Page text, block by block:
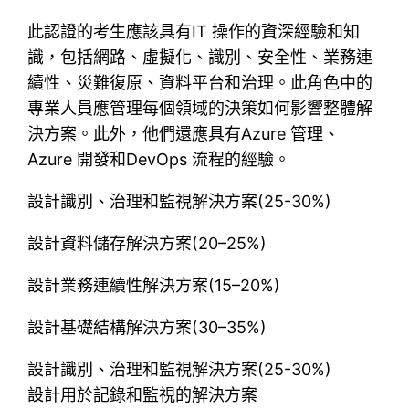
此認證的考生應該具有IT 操作的資深經驗和知
識，包括網路、虛擬化、識別、安全性、業務連
續性、災難復原、資料平台和治理。此角色中的
專業人員應管理每個領域的決策如何影響整體解
決方案。此外，他們還應具有Azure 管理、
Azure 開發和DevOps 流程的經驗。
設計識別、治理和監視解決方案(25-30%)
設計資料儲存解決方案(20–25%)
設計業務連續性解決方案(15–20%)
設計基礎結構解決方案(30–35%)
設計識別、治理和監視解決方案(25-30%)
設計用於記錄和監視的解決方案